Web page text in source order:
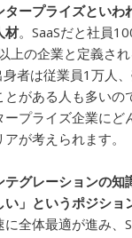
タープライズといわ
材。SaaSだと社員
上の企業と定義さ
者は従業員1万人
とがある人も多いの
ープライズ企業にど
が考えられます。
テグレーションの知
」というポジショ
全体最適が進み、